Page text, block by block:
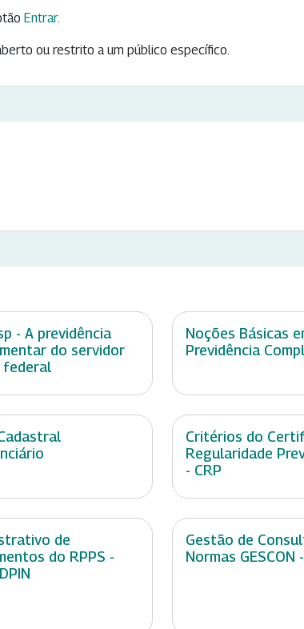
Entrar.
ou restrito a um público específico.
- A previdência
do servidor
federal
Noções Básicas
Previdência
Critérios do
Regularidade
- CRP
de
do RPPS -
Gestão de
Normas GESCON